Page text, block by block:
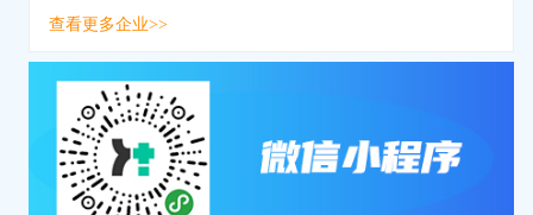
查看更多企业>>